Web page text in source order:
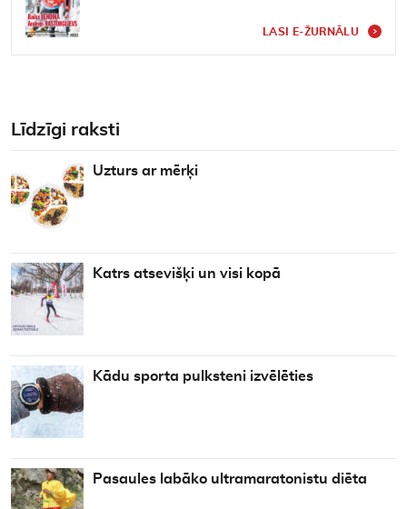
LASI E-ŽURNĀLU
Līdzīgi raksti
Uzturs ar mērķi
Katrs atsevišķi un visi kopā
Kādu sporta pulksteni izvēlēties
Pasaules labāko ultramaratonistu diēta